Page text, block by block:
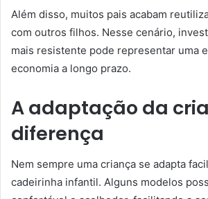
Além disso, muitos pais acabam
com outros filhos. Nesse cenário,
mais resistente pode representar uma
economia a longo prazo.
A adaptação da
diferença
Nem sempre uma criança se adapta
cadeirinha infantil. Alguns modelos